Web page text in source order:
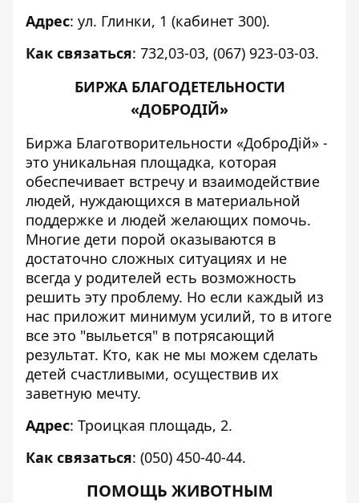
Адрес: ул. Глинки, 1 (кабинет 300).
Как связаться: 732,03-03, (067) 923-03-03.
БИРЖА БЛАГОДЕТЕЛЬНОСТИ
«ДОБРОДІЙ»
Биржа Благотворительности «ДоброДій» -
это уникальная площадка, которая
обеспечивает встречу и взаимодействие
людей, нуждающихся в материальной
поддержке и людей желающих помочь.
Многие дети порой оказываются в
достаточно сложных ситуациях и не
всегда у родителей есть возможность
решить эту проблему. Но если каждый из
нас приложит минимум усилий, то в итоге
все это "выльется" в потрясающий
результат. Кто, как не мы можем сделать
детей счастливыми, осуществив их
заветную мечту.
Адрес: Троицкая площадь, 2.
Как связаться: (050) 450-40-44.
ПОМОЩЬ ЖИВОТНЫМ